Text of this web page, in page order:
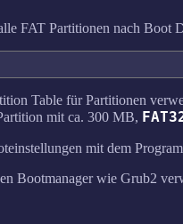
FAT Partitionen nach Boot
Table für Partitionen
mit ca. 300 MB,
mit dem
Bootmanager wie Grub2